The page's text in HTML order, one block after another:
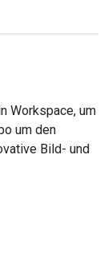
Workspace, um
um den
Bild- und